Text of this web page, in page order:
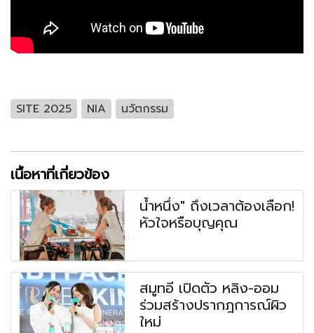
SITE 2025 NIA นวัตกรรม
เนื้อหาที่เกี่ยวข้อง
น้ำหนึ่ง" ถึงเวลาต้องเลือก!
หัวใจหรือบุญคุณ
สมูทอี เปิดตัว หลิง-ออม
ร่วมสร้างปรากฎการณ์ผิว
ใหม่